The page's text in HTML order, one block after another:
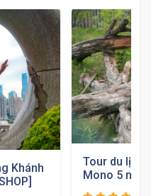
Khánh
Tour du lịch
Mono 5